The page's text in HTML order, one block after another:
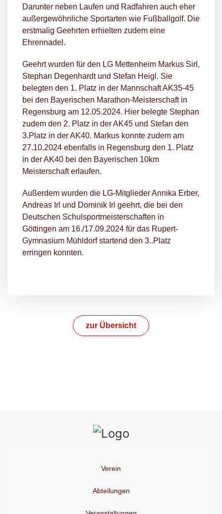
Darunter neben Laufen und Radfahren auch eher
außergewöhnliche Sportarten wie Fußballgolf. Die
erstmalig Geehrten erhielten zudem eine
Ehrennadel.
Geehrt wurden für den LG Mettenheim Markus Sirl,
Stephan Degenhardt und Stefan Heigl. Sie
belegten den 1. Platz in der Mannschaft AK35-45
bei den Bayerischen Marathon-Meisterschaft in
Regensburg am 12.05.2024. Hier belegte Stephan
zudem den 2. Platz in der AK45 und Stefan den
3.Platz in der AK40. Markus konnte zudem am
27.10.2024 ebenfalls in Regensburg den 1. Platz
in der AK40 bei den Bayerischen 10km
Meisterschaft erlaufen.
Außerdem wurden die LG-Mitglieder Annika Erber,
Andreas Irl und Dominik Irl geehrt, die bei den
Deutschen Schulsportmeisterschaften in
Göttingen am 16./17.09.2024 für das Rupert-
Gymnasium Mühldorf startend den 3..Platz
erringen konnten.
zur Übersicht
Verein
Abteilungen